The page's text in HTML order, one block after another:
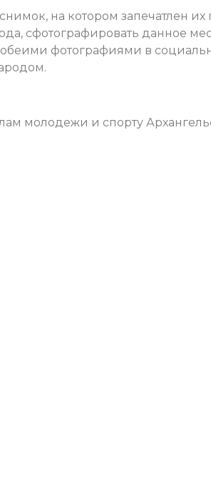
на котором запечатлен
сфотографировать данное
обеими фотографиями в
молодежи и спорту